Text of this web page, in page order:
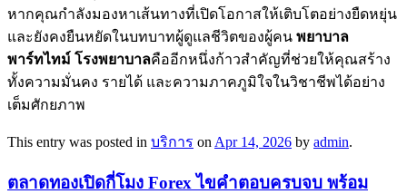
หากคุณกำลังมองหาเส้นทางที่เปิดโอกาสให้เติบโตอย่างยืดหยุ่น
และยังคงยืนหยัดในบทบาทผู้ดูแลชีวิตของผู้คน พยาบาล
พาร์ทไทม์ โรงพยาบาลคืออีกหนึ่งก้าวสำคัญที่ช่วยให้คุณสร้าง
ทั้งความมั่นคง รายได้ และความภาคภูมิใจในวิชาชีพได้อย่าง
เต็มศักยภาพ
This entry was posted in บริการ on Apr 14, 2026 by admin.
ตลาดทองเปิดกี่โมง Forex ไขคำตอบครบจบ พร้อม